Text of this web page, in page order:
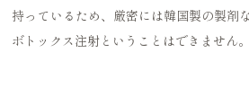
持っているため、厳密には韓国製の製剤
ボトックス注射ということはできません。